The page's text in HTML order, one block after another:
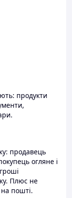
продукти
продавець
огляне і
Плюс не
пошті.